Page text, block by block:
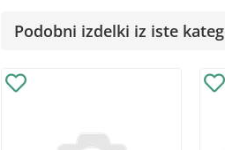
Podobni izdelki iz iste